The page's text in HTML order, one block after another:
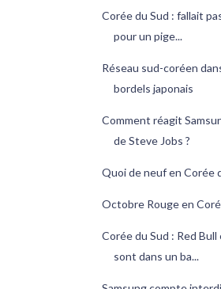
Corée du Sud : fallait
pour un pige...
Réseau sud-coréen
bordels japonais
Comment réagit
de Steve Jobs ?
Quoi de neuf en Corée
Octobre Rouge en
Corée du Sud : Red
sont dans un ba...